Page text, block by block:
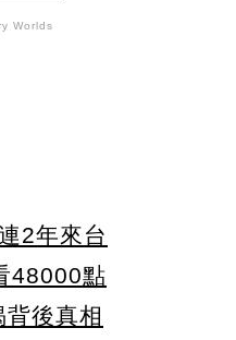
Worlds
2年來台
48000點
後真相